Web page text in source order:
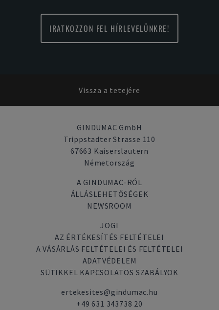
IRATKOZZON FEL HÍRLEVELÜNKRE!
Vissza a tetejére
GINDUMAC GmbH
Trippstadter Strasse 110
67663 Kaiserslautern
Németország
A GINDUMAC-RÓL
ÁLLÁSLEHETŐSÉGEK
NEWSROOM
JOGI
AZ ÉRTÉKESÍTÉS FELTÉTELEI
A VÁSÁRLÁS FELTÉTELEI ÉS FELTÉTELEI
ADATVÉDELEM
SÜTIKKEL KAPCSOLATOS SZABÁLYOK
ertekesites@gindumac.hu
+49 631 343738 20